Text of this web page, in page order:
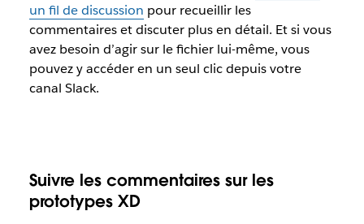
un fil de discussion pour recueillir les
commentaires et discuter plus en détail. Et si vous
avez besoin d’agir sur le fichier lui-même, vous
pouvez y accéder en un seul clic depuis votre
canal Slack.
Suivre les commentaires sur les
prototypes XD